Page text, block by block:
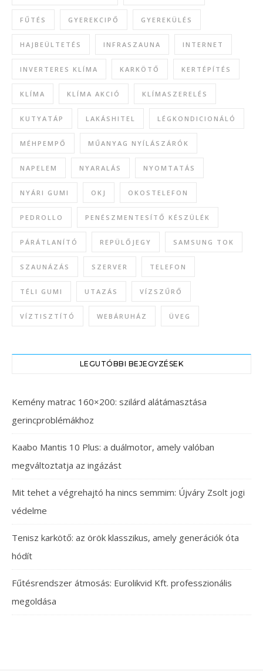
FŰTÉS GYEREKCIPŐ GYEREKÜLÉS
HAJBEÜLTETÉS INFRASZAUNA INTERNET
INVERTERES KLÍMA KARKÖTŐ KERTÉPÍTÉS
KLÍMA KLÍMA AKCIÓ KLÍMASZERELÉS
KUTYATÁP LAKÁSHITEL LÉGKONDICIONÁLÓ
MÉHPEMPŐ MŰANYAG NYÍLÁSZÁRÓK
NAPELEM NYARALÁS NYOMTATÁS
NYÁRI GUMI OKJ OKOSTELEFON
PEDROLLO PENÉSZMENTESÍTŐ KÉSZÜLÉK
PÁRÁTLANÍTÓ REPÜLŐJEGY SAMSUNG TOK
SZAUNÁZÁS SZERVER TELEFON
TÉLI GUMI UTAZÁS VÍZSZŰRŐ
VÍZTISZTÍTÓ WEBÁRUHÁZ ÜVEG
LEGUTÓBBI BEJEGYZÉSEK
Kemény matrac 160×200: szilárd alátámasztása
gerincproblémákhoz
Kaabo Mantis 10 Plus: a duálmotor, amely valóban
megváltoztatja az ingázást
Mit tehet a végrehajtó ha nincs semmim: Újváry Zsolt jogi
védelme
Tenisz karkötő: az örök klasszikus, amely generációk óta
hódít
Fűtésrendszer átmosás: Eurolikvid Kft. professzionális
megoldása